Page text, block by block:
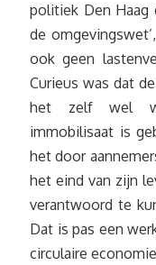
politiek Den
de
ook geen
Curieus was dat
het zelf wel
immobilisaat is
het door
het eind van zijn
verantwoord te
Dat is pas een
circulaire